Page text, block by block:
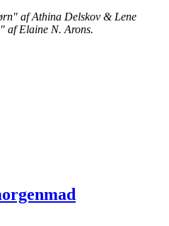
af Athina Delskov & Lene
af Elaine N. Arons.